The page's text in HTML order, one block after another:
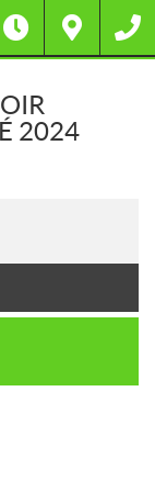
2024